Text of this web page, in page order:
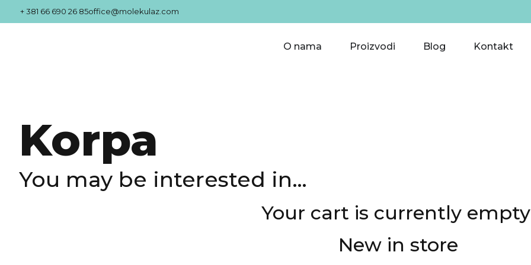
+ 381 66 690 26 85office@molekulaz.com
O nama Proizvodi Blog Kontakt
Korpa
You may be interested in…
Your cart is currently
New in store